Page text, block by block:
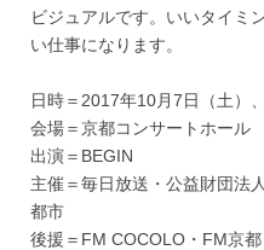
ビジュアルです。いいタイミ
い仕事になります。
日時＝2017年10月7日（土）
会場＝京都コンサートホー
出演＝BEGIN
主催＝毎日放送・公益財団法
都市
後援＝FM COCOLO・FM京都